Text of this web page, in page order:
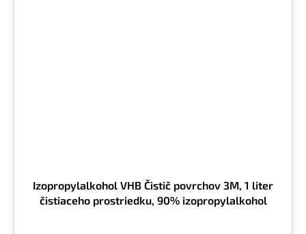
Izopropylalkohol VHB Čistič povrchov 3M, 1 liter
čistiaceho prostriedku, 90% izopropylalkohol